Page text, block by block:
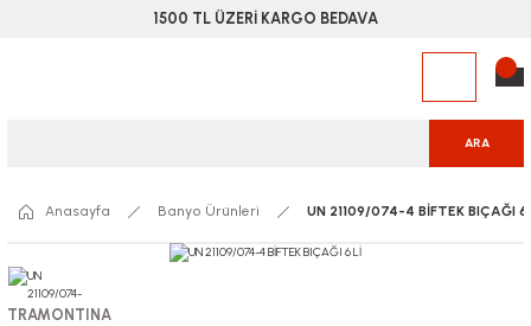
1500 TL ÜZERİ KARGO BEDAVA
ARA
Anasayfa Banyo Ürünleri UN 21109/074-4 BİFTEK BIÇAĞI 6
TRAMONTINA